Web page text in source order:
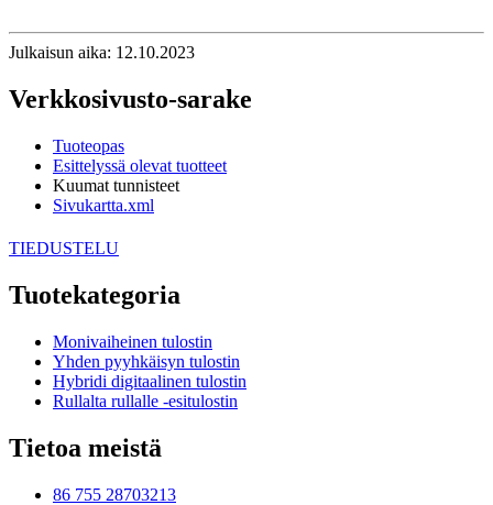
Julkaisun aika: 12.10.2023
Verkkosivusto-sarake
Tuoteopas
Esittelyssä olevat tuotteet
Kuumat tunnisteet
Sivukartta.xml
TIEDUSTELU
Tuotekategoria
Monivaiheinen tulostin
Yhden pyyhkäisyn tulostin
Hybridi digitaalinen tulostin
Rullalta rullalle -esitulostin
Tietoa meistä
86 755 28703213